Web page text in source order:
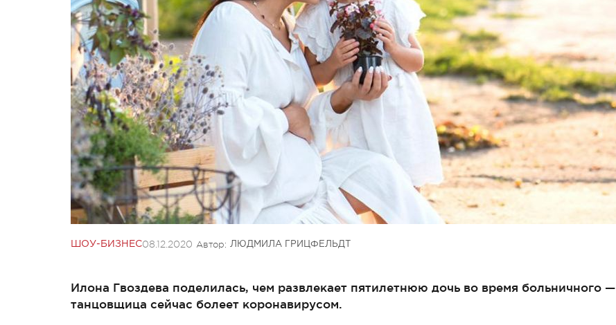
ШОУ-БИЗНЕС08.12.2020 Автор: ЛЮДМИЛА ГРИЦФЕЛЬДТ
Илона Гвоздева поделилась, чем развлекает пятилетнюю дочь во время больничного —
танцовщица сейчас болеет коронавирусом.